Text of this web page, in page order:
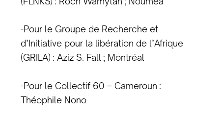
-Pour le Groupe de Recherche et
d’Initiative pour la libération de l’Afrique
(GRILA) : Aziz S. Fall ; Montréal
-Pour le Collectif 60 – Cameroun :
Théophile Nono